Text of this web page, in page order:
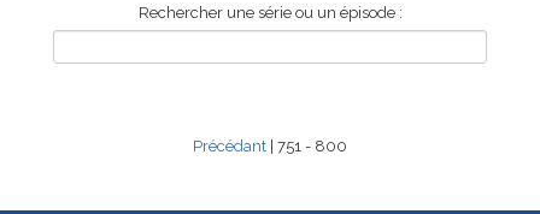
Rechercher une série ou un épisode :
Précédant | 751 - 800